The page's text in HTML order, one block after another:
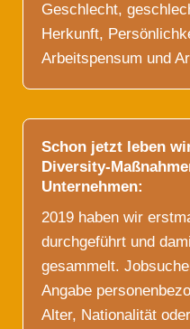
Geschlecht,
Herkunft,
Arbeitspensum und
Schon jetzt leben
Diversity-
Unternehmen:
2019 haben wir
durchgeführt und
gesammelt.
Angabe
Alter, Nationalität